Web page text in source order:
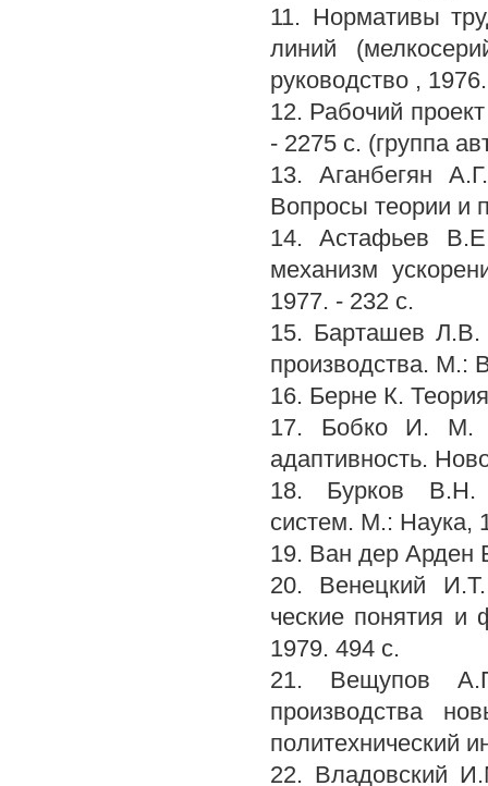
11. Нормативы
линий
руководство ,
12. Рабочий
- 2275 с. (группа
13. Аганбегян
Вопросы теории и
14. Астафьев
механизм
1977. - 232 с.
15. Барташев Л.В.
производства. М.:
16. Берне К.
17. Бобко И. М.
адаптивность.
18. Бурков В.Н.
систем. М.: Наука,
19. Ван дер Арден
20. Венецкий
ческие понятия и
1979. 494 с.
21. Вещупов
производства
политехнический
22. Владовский